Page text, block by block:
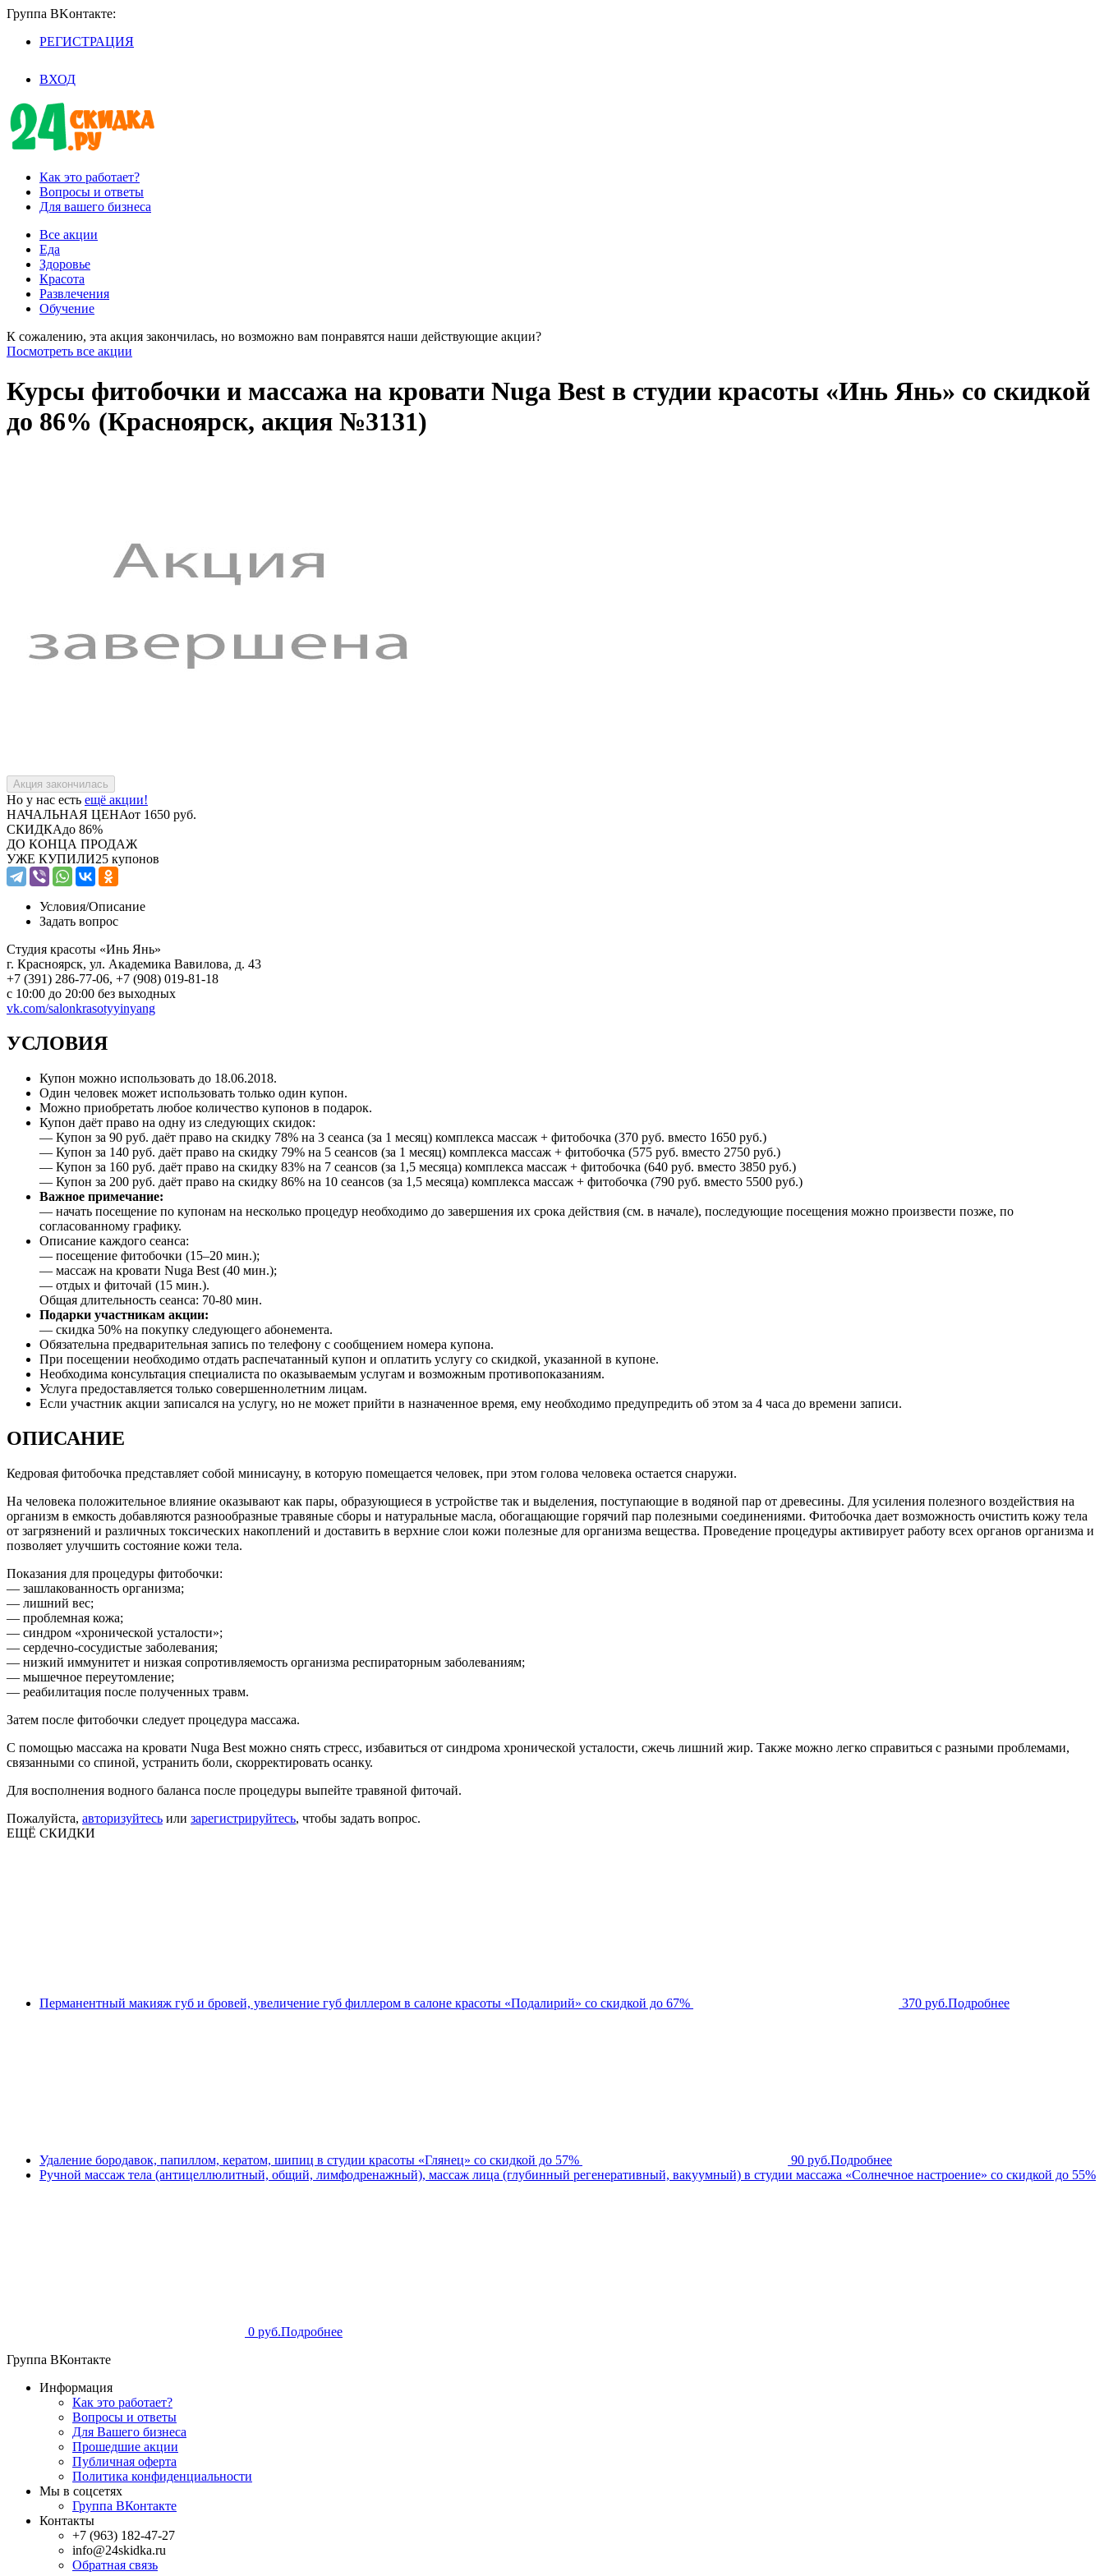
Группа BKoнтaктe:
РЕГИСТРАЦИЯ
ВХОД
Как это работает?
Вопросы и ответы
Для вашего бизнеса
Все акции
Еда
Здоровье
Красота
Развлечения
Обучение
К сожалению, эта акция закончилась, но возможно вам понравятся наши действующие акции?
Посмотреть все акции
Курсы фитобочки и массажа на кровати Nuga Best в студии красоты «Инь Янь» со скидкой
до 86% (Красноярск, акция №3131)
Но у нас есть ещё акции!
НАЧАЛЬНАЯ ЦЕНАот 1650 руб.
СКИДКАдо 86%
ДО КОНЦА ПРОДАЖ
УЖЕ КУПИЛИ25 купонов
Условия/Описание
Задать вопрос
Студия красоты «Инь Янь»
г. Красноярск, ул. Академика Вавилова, д. 43
+7 (391) 286-77-06, +7 (908) 019-81-18
с 10:00 до 20:00 без выходных
vk.com/salonkrasotyyinyang
УСЛОВИЯ
Купон можно использовать до 18.06.2018.
Один человек может использовать только один купон.
Можно приобретать любое количество купонов в подарок.
Купон даёт право на одну из следующих скидок:
— Купон за 90 руб. даёт право на скидку 78% на 3 сеанса (за 1 месяц) комплекса массаж + фитобочка (370 руб. вместо 1650 руб.)
— Купон за 140 руб. даёт право на скидку 79% на 5 сеансов (за 1 месяц) комплекса массаж + фитобочка (575 руб. вместо 2750 руб.)
— Купон за 160 руб. даёт право на скидку 83% на 7 сеансов (за 1,5 месяца) комплекса массаж + фитобочка (640 руб. вместо 3850 руб.)
— Купон за 200 руб. даёт право на скидку 86% на 10 сеансов (за 1,5 месяца) комплекса массаж + фитобочка (790 руб. вместо 5500 руб.)
Важное примечание:
— начать посещение по купонам на несколько процедур необходимо до завершения их срока действия (см. в начале), последующие посещения можно произвести позже, по
согласованному графику.
Описание каждого сеанса:
— посещение фитобочки (15–20 мин.);
— массаж на кровати Nuga Best (40 мин.);
— отдых и фиточай (15 мин.).
Общая длительность сеанса: 70-80 мин.
Подарки участникам акции:
— скидка 50% на покупку следующего абонемента.
Обязательна предварительная запись по телефону с сообщением номера купона.
При посещении необходимо отдать распечатанный купон и оплатить услугу со скидкой, указанной в купоне.
Необходима консультация специалиста по оказываемым услугам и возможным противопоказаниям.
Услуга предоставляется только совершеннолетним лицам.
Если участник акции записался на услугу, но не может прийти в назначенное время, ему необходимо предупредить об этом за 4 часа до времени записи.
ОПИСАНИЕ
Кедровая фитобочка представляет собой минисауну, в которую помещается человек, при этом голова человека остается снаружи.
На человека положительное влияние оказывают как пары, образующиеся в устройстве так и выделения, поступающие в водяной пар от древесины. Для усиления полезного воздействия на
организм в емкость добавляются разнообразные травяные сборы и натуральные масла, обогащающие горячий пар полезными соединениями. Фитобочка дает возможность очистить кожу тела
от загрязнений и различных токсических накоплений и доставить в верхние слои кожи полезные для организма вещества. Проведение процедуры активирует работу всех органов организма и
позволяет улучшить состояние кожи тела.
Показания для процедуры фитобочки:
— зашлакованность организма;
— лишний вес;
— проблемная кожа;
— синдром «хронической усталости»;
— сердечно-сосудистые заболевания;
— низкий иммунитет и низкая сопротивляемость организма респираторным заболеваниям;
— мышечное переутомление;
— реабилитация после полученных травм.
Затем после фитобочки следует процедура массажа.
С помощью массажа на кровати Nuga Best можно снять стресс, избавиться от синдрома хронической усталости, сжечь лишний жир. Также можно легко справиться с разными проблемами,
связанными со спиной, устранить боли, скорректировать осанку.
Для восполнения водного баланса после процедуры выпейте травяной фиточай.
Пожалуйста, авторизуйтесь или зарегистрируйтесь, чтобы задать вопрос.
ЕЩЁ СКИДКИ
Перманентный макияж губ и бровей, увеличение губ филлером в салоне красоты «Подалирий» со скидкой до 67% 370 руб.Подробнее
Удаление бородавок, папиллом, кератом, шипиц в студии красоты «Глянец» со скидкой до 57% 90 руб.Подробнее
Ручной массаж тела (антицеллюлитный, общий, лимфодренажный), массаж лица (глубинный регенеративный, вакуумный) в студии массажа «Солнечное настроение» со скидкой до 55%
0 руб.Подробнее
Группа ВКонтакте
Информация
Как это работает?
Вопросы и ответы
Для Вашего бизнеса
Прошедшие акции
Публичная оферта
Политика конфиденциальности
Мы в соцсетях
Группа ВКонтакте
Контакты
+7 (963) 182-47-27
info@24skidka.ru
Обратная связь